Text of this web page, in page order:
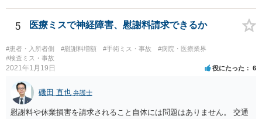
5 医療ミスで神経障害、慰謝料請求できるか
#患者・入所者側 #慰謝料増額 #手術ミス・事故
#病院・医療業界
#検査ミス・事故
2021年1月19日 役にたった 6
磯田 直也 弁護士
慰謝料や休業損害を請求されること自体には問題はありません。 交通